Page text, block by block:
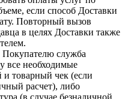
если способ Доставки
Повторный вызов
в целях Доставки также
служба
все необходимые
товарный чек (если
расчет), либо
(в случае безналичной